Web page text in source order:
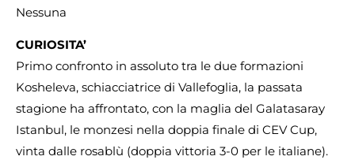
Nessuna
CURIOSITA’
Primo confronto in assoluto tra le due formazioni
Kosheleva, schiacciatrice di Vallefoglia, la passata
stagione ha affrontato, con la maglia del Galatasaray
Istanbul, le monzesi nella doppia finale di CEV Cup,
vinta dalle rosablù (doppia vittoria 3-0 per le italiane).